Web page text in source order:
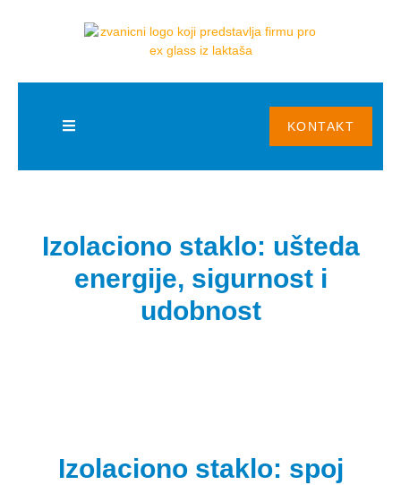
KONTAKT
Izolaciono staklo: ušteda
energije, sigurnost i
udobnost
Izolaciono staklo: spoj